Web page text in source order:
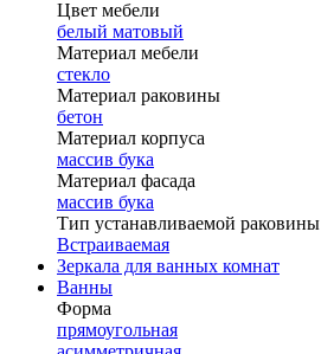
Цвет мебели
белый матовый
Материал мебели
стекло
Материал раковины
бетон
Материал корпуса
массив бука
Материал фасада
массив бука
Тип устанавливаемой раковины
Встраиваемая
Зеркала для ванных комнат
Ванны
Форма
прямоугольная